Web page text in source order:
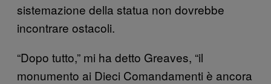
sistemazione della statua non dovrebbe
incontrare ostacoli.
“Dopo tutto,” mi ha detto Greaves, “il
monumento ai Dieci Comandamenti è ancora